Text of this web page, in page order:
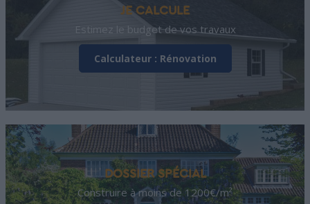
JE CALCULE
Estimez le budget de vos travaux
Calculateur : Rénovation
DOSSIER SPÉCIAL
Construire à moins de 1200€/m²